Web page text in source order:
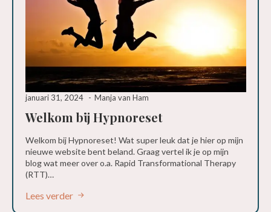
Welkom bij Hypnoreset
januari 31, 2024 Manja van Ham
Welkom bij Hypnoreset! Wat super leuk dat je hier op mijn
nieuwe website bent beland. Graag vertel ik je op mijn
blog wat meer over o.a. Rapid Transformational Therapy
(RTT)…
Lees verder